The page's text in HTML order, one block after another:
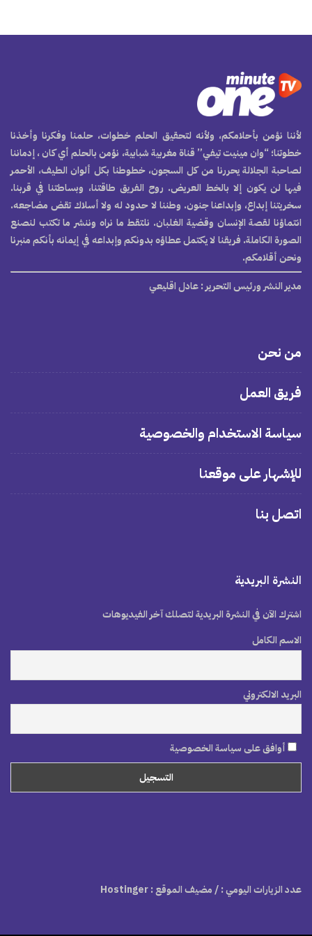
لأننا نؤمن بأحلامكم، ولأنه لتحقيق الحلم خطوات، حلمنا وفكرنا وأخذنا
خطوتنا؛ “وان مينيت تيفي” قناة مغربية شبابية، نؤمن بالحلم أي كان ، إدماننا
لصاحبة الجلالة يحررنا من كل السجون، خطوطنا بكل ألوان الطيف، الأحمر
فيها لن يكون إلا بالخط العريض. روح الفريق طاقتنا، وبساطتنا في قربنا.
سخريتنا إبداع، وإبداعنا جنون. وطننا لا حدود له ولا أسلاك تقض مضاجعه.
انتماؤنا لقصة الإنسان وقضية الغلبان. نلتقط ما نراه وننشر ما تكتب لنصنع
الصورة الكاملة. فريقنا لا يكتمل عطاؤه بدونكم وإبداعه في إيمانه بأنكم منبرنا
ونحن أقلامكم.
مدير النشر ورئيس التحرير: عادل اقليعي
من نحن
فريق العمل
سياسة الاستخدام والخصوصية
للإشهار على موقعنا
اتصل بنا
النشرة البريدية
اشترك الآن في النشرة البريدية لتصلك آخر الفيديوهات
الاسم الكامل
البريد الالكتروني
أوافق على سياسة الخصوصية
عدد الزيارات اليومي :/ مضيف الموقع : Hostinger